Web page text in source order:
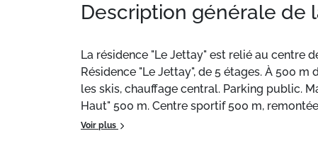
Description générale de
La résidence "Le Jettay" est relié au centre
Résidence "Le Jettay", de 5 étages. À 500
les skis, chauffage central. Parking public.
Haut" 500 m. Centre sportif 500 m,
facilement accessibles: 3 Vallées. Veuillez
Voir plus